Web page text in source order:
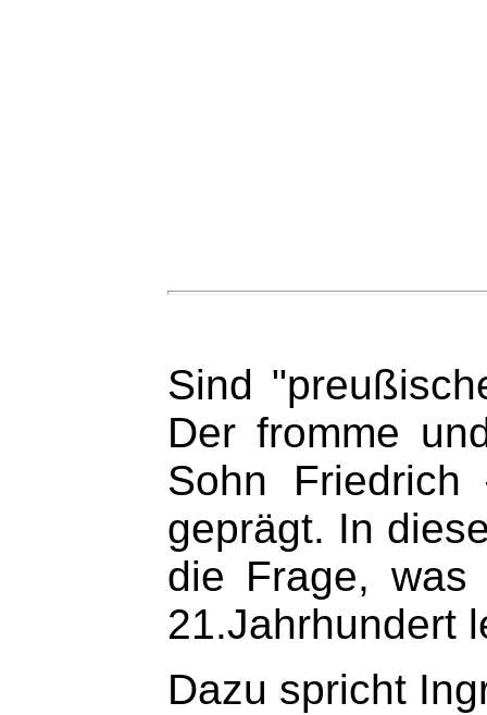
Sind
Der fromme
Sohn
geprägt. In
die Frage, was
21.Jahrhundert
Dazu spricht